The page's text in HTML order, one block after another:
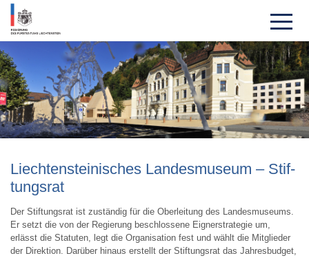
Liechten­steini­sches Landesmuseum – Stif­
tungsrat
Der Stiftungsrat ist zuständig für die Oberleitung des Landesmuseums.
Er setzt die von der Regierung beschlossene Eignerstrategie um,
erlässt die Statuten, legt die Organisation fest und wählt die Mitglieder
der Direktion. Darüber hinaus erstellt der Stiftungsrat das Jahresbudget,